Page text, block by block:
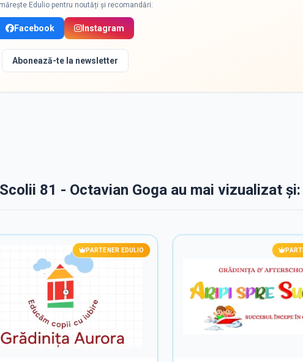
Edulio pentru noutăți și recomandări:
Facebook Instagram
Abonează-te la newsletter
81 - Octavian Goga au mai vizualizat și:
PARTENER EDULIO